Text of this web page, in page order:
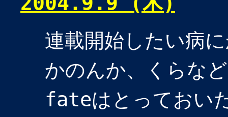
連載開始したい病
かのんか、くらな
fateはとっておい